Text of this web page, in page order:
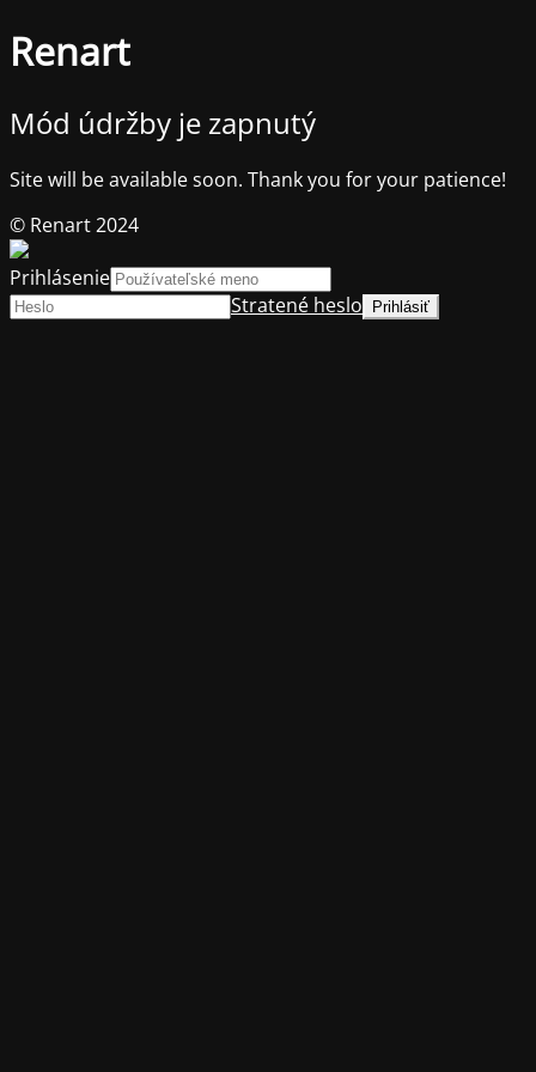
Renart
Mód údržby je zapnutý
Site will be available soon. Thank you for your patience!
© Renart 2024
Prihlásenie
Stratené heslo